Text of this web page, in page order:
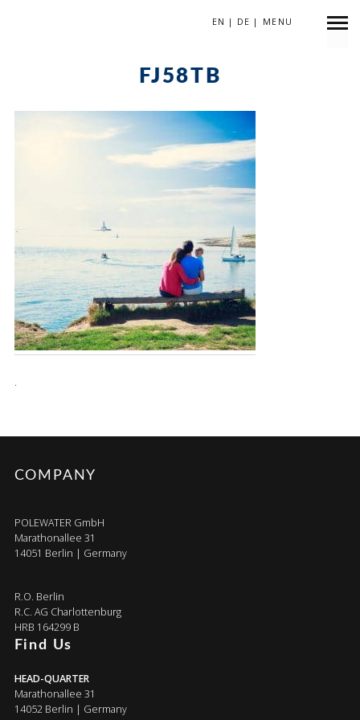
EN | DE | MENU
FJ58TB
.
COMPANY
POLEWATER GmbH
Marathonallee 31
14051 Berlin | Germany
R.O. Berlin
R.C. AG Charlottenburg
HRB 164299 B
Find Us
HEAD-QUARTER
Marathonallee 31
14052 Berlin | Germany